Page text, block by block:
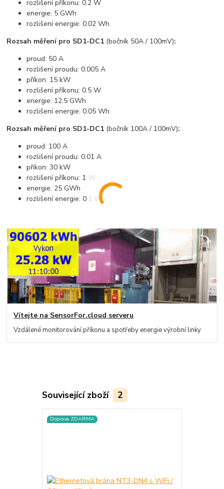
rozlišení příkonu: 0.2 W
energie: 5 GWh
rozlišení energie: 0.02 Wh
Rozsah měření pro SD1-DC1 (bočník 50A / 100mV):
proud: 50 A
rozlišení proudu: 0.005 A
příkon: 15 kW
rozlišení příkonu: 0.5 W
energie: 12.5 GWh
rozlišení energie: 0.05 Wh
Rozsah měření pro SD1-DC1 (bočník 100A / 100mV):
proud: 100 A
rozlišení proudu: 0.01 A
příkon: 30 kW
rozlišení příkonu: 1 W
energie: 25 GWh
rozlišení energie: 0.1 Wh
Vítejte na SensorFor.cloud serveru
Vzdálené monitorování příkonu a spotřeby energie výrobní linky
Související zboží 2
Doprava ZDARMA